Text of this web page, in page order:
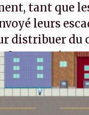
tant que
leurs
distribuer du
Sam
vos